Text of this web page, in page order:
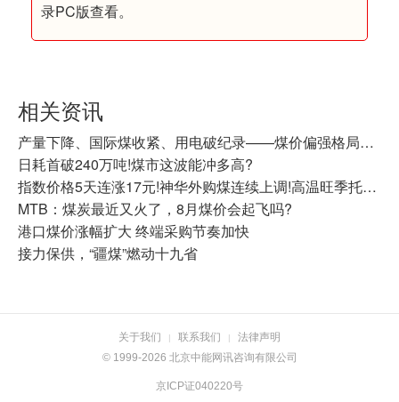
录PC版查看。
相关资讯
产量下降、国际煤收紧、用电破纪录——煤价偏强格局还在延续
日耗首破240万吨!煤市这波能冲多高?
指数价格5天连涨17元!神华外购煤连续上调!高温旺季托举，动力煤震荡走强
MTB：煤炭最近又火了，8月煤价会起飞吗?
港口煤价涨幅扩大 终端采购节奏加快
接力保供，“疆煤”燃动十九省
关于我们 | 联系我们 |
法律声明
© 1999-2026 北京中能网讯咨询有限公司
京ICP证040220号